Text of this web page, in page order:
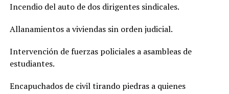
Incendio del auto de dos dirigentes sindicales.
Allanamientos a viviendas sin orden judicial.
Intervención de fuerzas policiales a asambleas de
estudiantes.
Encapuchados de civil tirando piedras a quienes